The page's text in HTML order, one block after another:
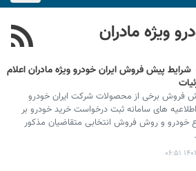
ویژه مادران
شرایط پیش فروش ایران خودرو ویژه مادران اعلام
فروش برخی از محصولات شرکت ایران خودرو
های سامانه ثبت درخواست خرید خودرو بر
خودرو و روش فروش انتخابی متقاضیان مذکور